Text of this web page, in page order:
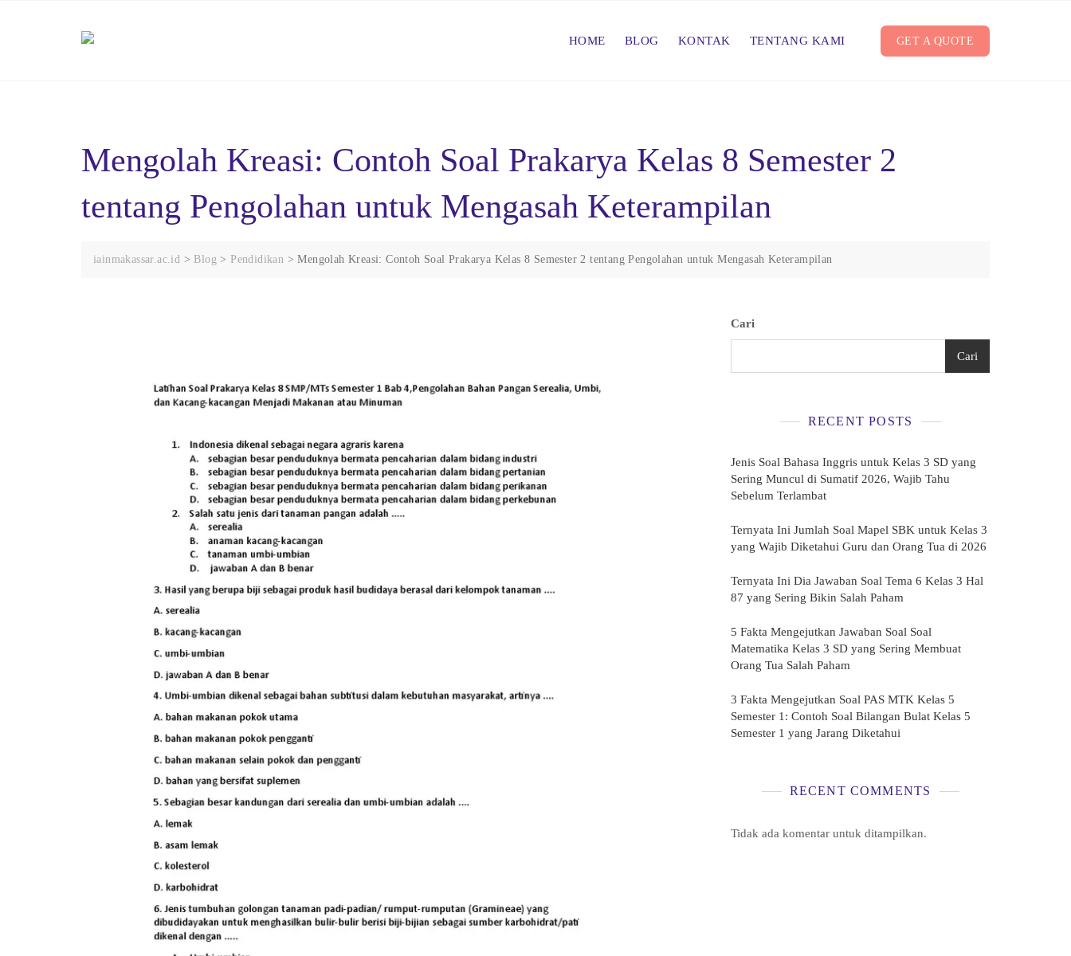
HOME BLOG KONTAK TENTANG KAMI GET A QUOTE
Mengolah Kreasi: Contoh Soal Prakarya Kelas 8 Semester 2
tentang Pengolahan untuk Mengasah Keterampilan
iainmakassar.ac.id > Blog > Pendidikan >Mengolah Kreasi: Contoh Soal Prakarya Kelas 8 Semester 2 tentang Pengolahan untuk Mengasah Keterampilan
Cari
Cari
RECENT POSTS
Jenis Soal Bahasa Inggris untuk Kelas 3 SD yang
Sering Muncul di Sumatif 2026, Wajib Tahu
Sebelum Terlambat
Ternyata Ini Jumlah Soal Mapel SBK untuk Kelas 3
yang Wajib Diketahui Guru dan Orang Tua di 2026
Ternyata Ini Dia Jawaban Soal Tema 6 Kelas 3 Hal
87 yang Sering Bikin Salah Paham
5 Fakta Mengejutkan Jawaban Soal Soal
Matematika Kelas 3 SD yang Sering Membuat
Orang Tua Salah Paham
3 Fakta Mengejutkan Soal PAS MTK Kelas 5
Semester 1: Contoh Soal Bilangan Bulat Kelas 5
Semester 1 yang Jarang Diketahui
RECENT COMMENTS
Tidak ada komentar untuk ditampilkan.